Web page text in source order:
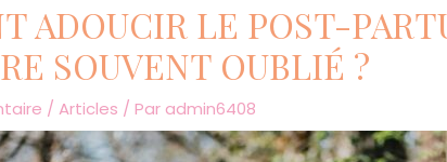
ADOUCIR LE POST-
SOUVENT OUBLIÉ ?
/Articles / Par admin6408